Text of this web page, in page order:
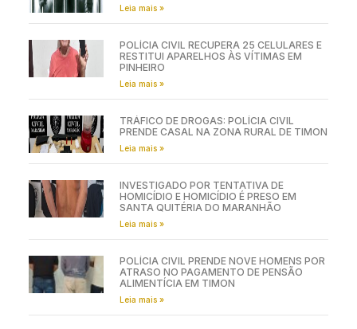
Leia mais »
POLÍCIA CIVIL RECUPERA 25 CELULARES E
RESTITUI APARELHOS ÀS VÍTIMAS EM
PINHEIRO
Leia mais »
TRÁFICO DE DROGAS: POLÍCIA CIVIL
PRENDE CASAL NA ZONA RURAL DE TIMON
Leia mais »
INVESTIGADO POR TENTATIVA DE
HOMICÍDIO E HOMICÍDIO É PRESO EM
SANTA QUITÉRIA DO MARANHÃO
Leia mais »
POLÍCIA CIVIL PRENDE NOVE HOMENS POR
ATRASO NO PAGAMENTO DE PENSÃO
ALIMENTÍCIA EM TIMON
Leia mais »